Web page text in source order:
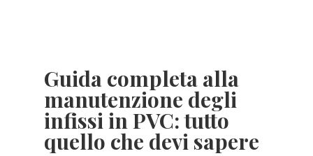
Guida completa alla
manutenzione degli
infissi in PVC: tutto
quello che devi sapere